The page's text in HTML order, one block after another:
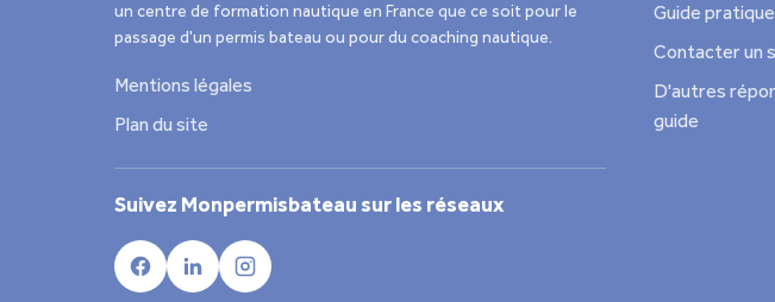
un centre de formation nautique en France que ce soit pour le
passage d'un permis bateau ou pour du coaching nautique.
Mentions légales
Plan du site
Suivez Monpermisbateau sur les réseaux
Guide
Contacter un
D'autres
guide